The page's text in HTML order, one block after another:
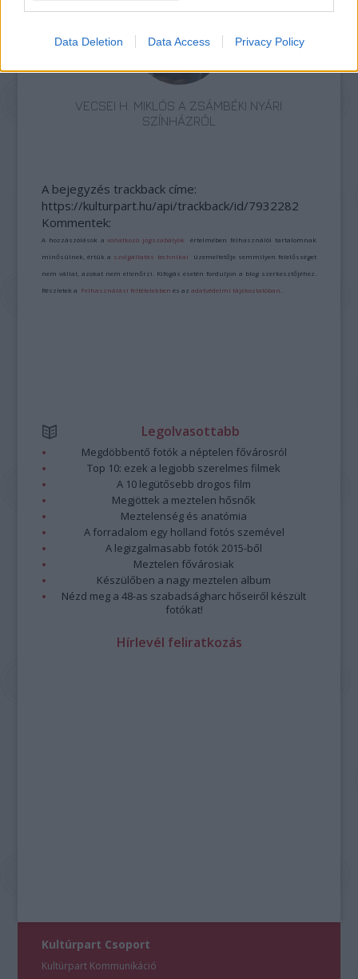
Data Deletion Data Access Privacy Policy
VECSEI H. MIKLÓS A ZSÁMBÉKI NYÁRI
SZÍNHÁZRÓL
A bejegyzés trackback címe:
https://kulturpart.hu/api/trackback/id/7932282
Kommentek:
A hozzászólások avonatkozó jogszabályok értelmében felhasználói tartalomnak
minősülnek, értük a szolgáltatás technikai üzemeltetője semmilyen felelősséget
nem vállal, azokat nem ellenőrzi. Kifogás esetén forduljon a blog szerkesztőjéhez.
Részletek a Felhasználási feltételekben és azadatvédelmi tájékoztatóban
Legolvasottabb
Megdöbbentő fotók a néptelen fővárosról
Top 10: ezek a legjobb szerelmes filmek
A 10 legütősebb drogos film
Megjöttek a meztelen hősnők
Meztelenség és anatómia
A forradalom egy holland fotós szemével
A legizgalmasabb fotók 2015-ből
Meztelen fővárosiak
Készülőben a nagy meztelen album
Nézd meg a 48-as szabadságharc hőseiről készült
fotókat!
Hírlevél feliratkozás
Kultúrpart Csoport
Kultúrpart Kommunikáció